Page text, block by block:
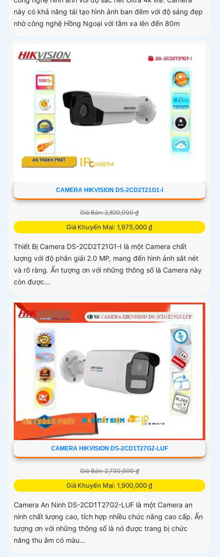
này có khả năng tái tạo hình ảnh ban đêm với độ sáng đẹp
nhờ công nghệ Hồng Ngoại với tầm xa lên đến 80m
CAMERA HIKVISION DS-2CD2T21G1-I
Giá Bán: 2,820,000 ₫
Giá Khuyến Mại: 1,975,000 ₫
Thiết Bị Camera DS-2CD2T21G1-I là một Camera chất
lượng với độ phân giải 2.0 MP, mang đến hình ảnh sắt nét
và rõ ràng. Ấn tượng ơn với những thông số là Camera này
còn được...
CAMERA HIKVISION DS-2CD1T27G2-LUF
Giá Bán: 2,730,000 ₫
Giá Khuyến Mại: 1,900,000 ₫
Camera An Ninh DS-2CD1T27G2-LUF là một Camera an
ninh chất lượng cao, tích hợp nhiều chức năng cao cấp. Ấn
tượng ơn với những thông số là nó được trang bị chức
năng thu âm có màu...